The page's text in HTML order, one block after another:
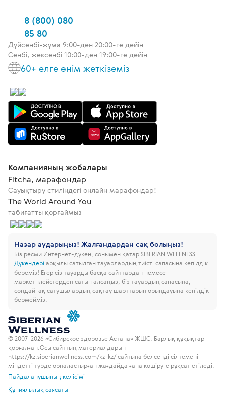
8 (800) 080
85 80
Дүйсенбі-жұма 9:00-ден 20:00-ге дейін
Сенбі, жексенбі 10:00-ден 19:00-ге дейін
60+ елге өнім жеткіземіз
Компанияның жобалары
Fitcha, марафондар
Сауықтыру стиліндегі онлайн марафондар!
The World Around You
табиғатты қорғаймыз
Назар аударыңыз! Жалғандардан сақ болыңыз!
Біз ресми Интернет-дүкен, сонымен қатар SIBERIAN WELLNESS
Дүкендері арқылы сатылған тауарлардың тиісті сапасына кепілдік
береміз! Егер сіз тауарды басқа сайттардан немесе
маркетплейстерден сатып алсаңыз, біз тауардың сапасына,
сондай-ақ сатушылардың сақтау шарттарын орындауына кепілдік
бермейміз.
© 2007–2026 «Сибирское здоровье Астана» ЖШС. Барлық құқықтар
қорғалған. Осы сайттың материалдарын
https://kz.siberianwellness.com/kz-kz/ сайтына белсенді сілтемені
міндетті түрде орналастырған жағдайда ғана көшіруге рұқсат етіледі.
Пайдаланушының келісімі
Құпиялылық саясаты